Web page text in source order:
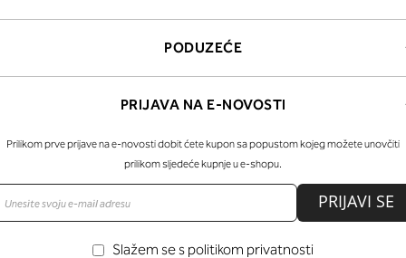
PODUZEĆE
PRIJAVA NA E-NOVOSTI
Prilikom prve prijave na e-novosti dobit ćete kupon sa popustom kojeg možete unovčiti
prilikom sljedeće kupnje u e-shopu.
PRIJAVI SE
Slažem se s politikom privatnosti